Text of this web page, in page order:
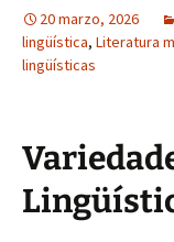
20 marzo, 2026
lingüística, Literatura
lingüísticas